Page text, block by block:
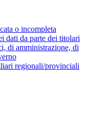
o incompleta
dati da parte dei titolari
di amministrazione, di
regionali/provinciali